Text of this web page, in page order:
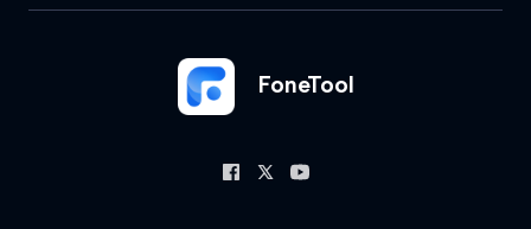
FoneTool